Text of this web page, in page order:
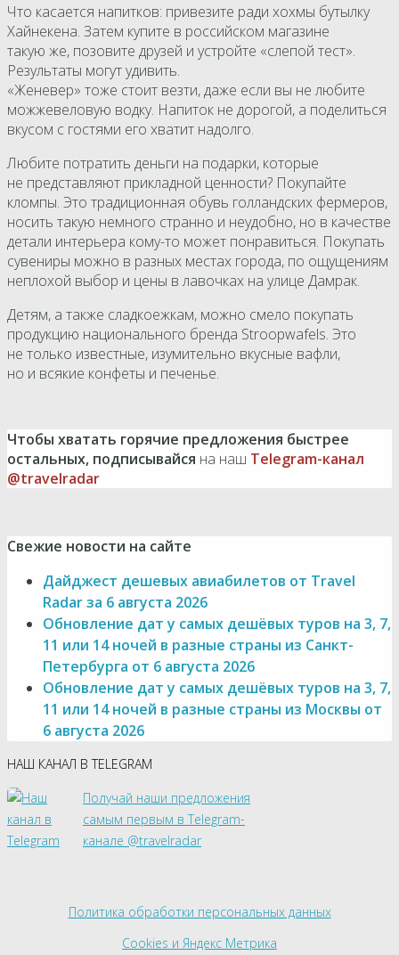
Что касается напитков: привезите ради хохмы бутылку
Хайнекена. Затем купите в российском магазине
такую же, позовите друзей и устройте «слепой тест».
Результаты могут удивить.
«Женевер» тоже стоит везти, даже если вы не любите
можжевеловую водку. Напиток не дорогой, а поделиться
вкусом с гостями его хватит надолго.
Любите потратить деньги на подарки, которые
не представляют прикладной ценности? Покупайте
кломпы. Это традиционная обувь голландских фермеров,
носить такую немного странно и неудобно, но в качестве
детали интерьера кому-то может понравиться. Покупать
сувениры можно в разных местах города, по ощущениям
неплохой выбор и цены в лавочках на улице Дамрак.
Детям, а также сладкоежкам, можно смело покупать
продукцию национального бренда Stroopwafels. Это
не только известные, изумительно вкусные вафли,
но и всякие конфеты и печенье.
Чтобы хватать горячие предложения быстрее
остальных, подписывайся на наш Telegram-канал
@travelradar
Свежие новости на сайте
Дайджест дешевых авиабилетов от Travel
Radar за 6 августа 2026
Обновление дат у самых дешёвых туров на 3, 7,
11 или 14 ночей в разные страны из Санкт-
Петербурга от 6 августа 2026
Обновление дат у самых дешёвых туров на 3, 7,
11 или 14 ночей в разные страны из Москвы от
6 августа 2026
НАШ КАНАЛ В TELEGRAM
Получай наши предложения
самым первым в Telegram-
канале @travelradar
Политика обработки персональных данных
Cookies и Яндекс Метрика